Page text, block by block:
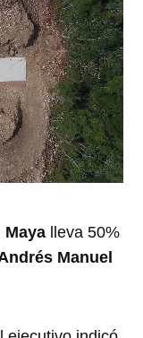
Maya lleva 50%
Manuel